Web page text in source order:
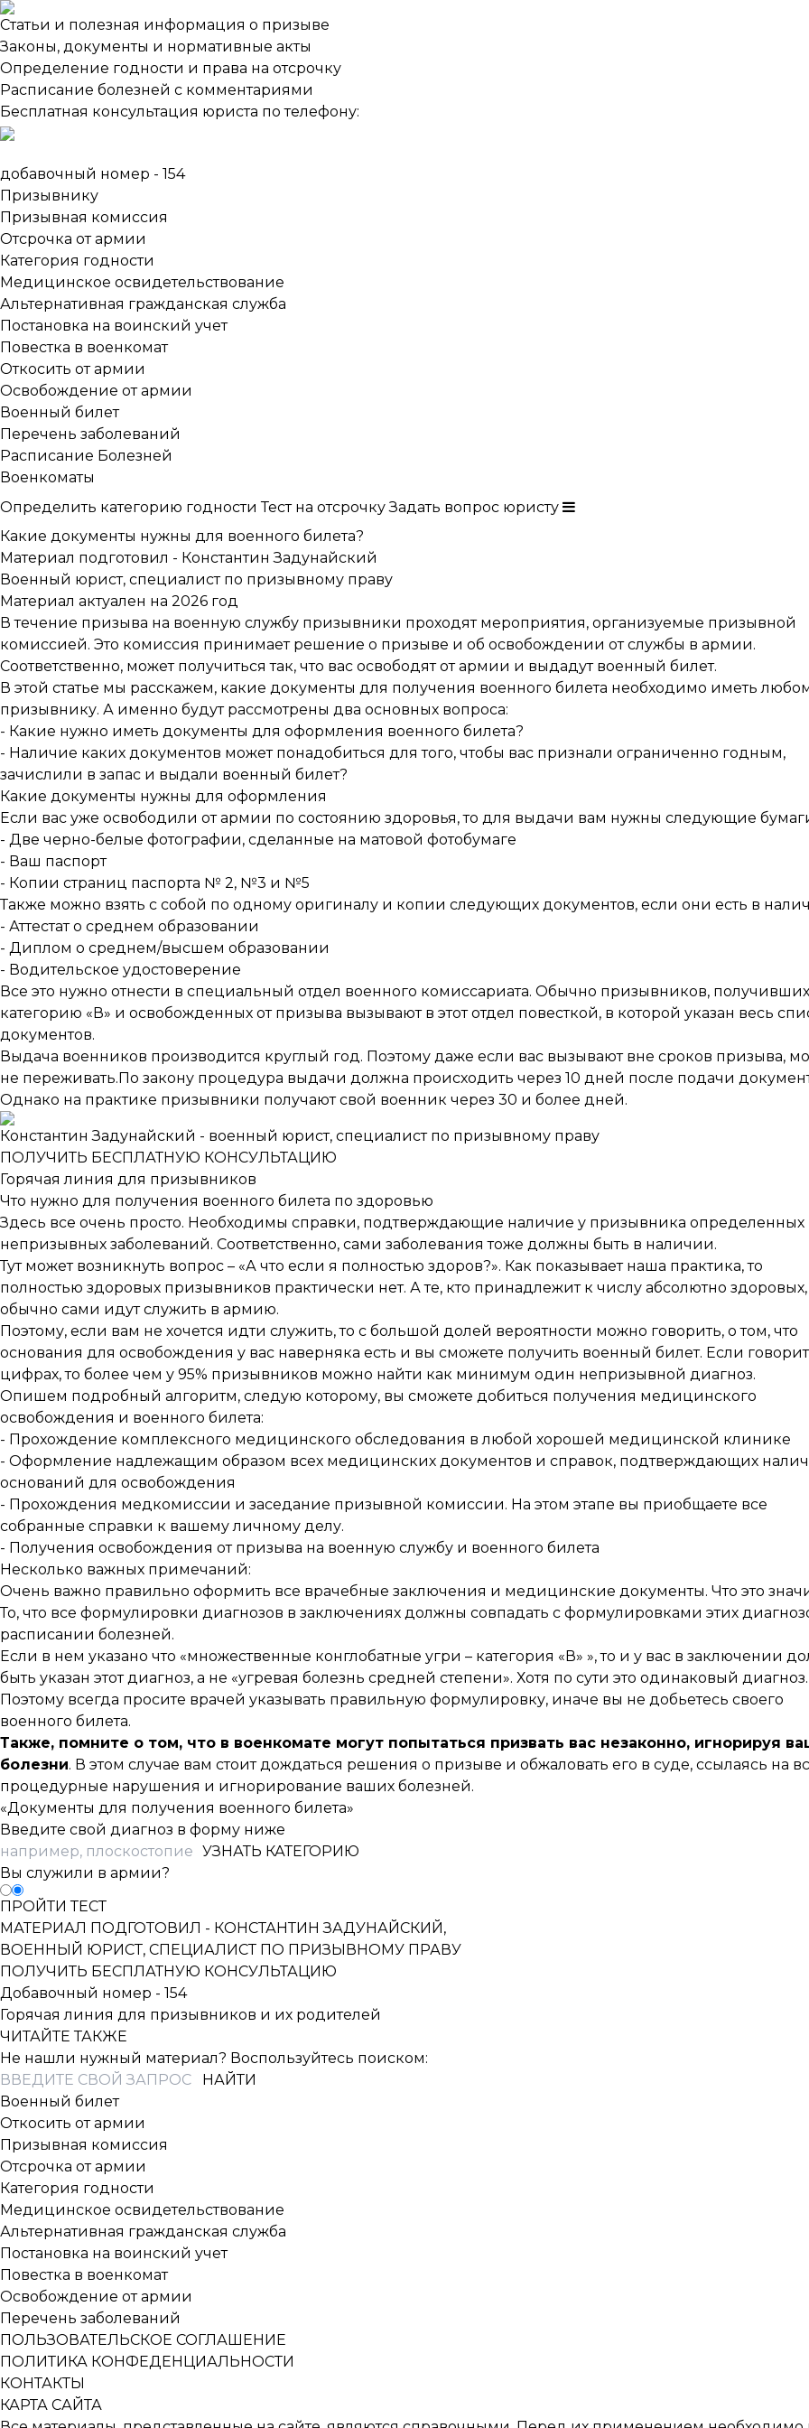
Статьи и полезная информация о призыве
Законы, документы и нормативные акты
Определение годности и права на отсрочку
Расписание болезней с комментариями
Бесплатная консультация юриста по телефону:
добавочный номер - 154
Призывнику
Призывная комиссия
Отсрочка от армии
Категория годности
Медицинское освидетельствование
Альтернативная гражданская служба
Постановка на воинский учет
Повестка в военкомат
Откосить от армии
Освобождение от армии
Военный билет
Перечень заболеваний
Расписание Болезней
Военкоматы
Определить категорию годности Тест на отсрочку Задать вопрос юристу
Какие документы нужны для военного билета?
Материал подготовил - Константин Задунайский
Военный юрист, специалист по призывному праву
Материал актуален на 2026 год
В течение призыва на военную службу призывники проходят мероприятия, организуемые призывной
комиссией. Это комиссия принимает решение о призыве и об освобождении от службы в армии.
Соответственно, может получиться так, что вас освободят от армии и выдадут военный билет.
В этой статье мы расскажем, какие документы для получения военного билета необходимо иметь
призывнику. А именно будут рассмотрены два основных вопроса:
- Какие нужно иметь документы для оформления военного билета?
- Наличие каких документов может понадобиться для того, чтобы вас признали ограниченно годным,
зачислили в запас и выдали военный билет?
Какие документы нужны для оформления
Если вас уже освободили от армии по состоянию здоровья, то для выдачи вам нужны следующие
- Две черно-белые фотографии, сделанные на матовой фотобумаге
- Ваш паспорт
- Копии страниц паспорта № 2, №3 и №5
Также можно взять с собой по одному оригиналу и копии следующих документов, если они есть в
- Аттестат о среднем образовании
- Диплом о среднем/высшем образовании
- Водительское удостоверение
Все это нужно отнести в специальный отдел военного комиссариата. Обычно призывников, получивших
категорию «В» и освобожденных от призыва вызывают в этот отдел повесткой, в которой указан весь
документов.
Выдача военников производится круглый год. Поэтому даже если вас вызывают вне сроков призыва,
не переживать.По закону процедура выдачи должна происходить через 10 дней после подачи
Однако на практике призывники получают свой военник через 30 и более дней.
Константин Задунайский - военный юрист, специалист по призывному праву
ПОЛУЧИТЬ БЕСПЛАТНУЮ КОНСУЛЬТАЦИЮ
Горячая линия для призывников
Что нужно для получения военного билета по здоровью
Здесь все очень просто. Необходимы справки, подтверждающие наличие у призывника определенных
непризывных заболеваний. Соответственно, сами заболевания тоже должны быть в наличии.
Тут может возникнуть вопрос – «А что если я полностью здоров?». Как показывает наша практика, то
полностью здоровых призывников практически нет. А те, кто принадлежит к числу абсолютно здоровых,
обычно сами идут служить в армию.
Поэтому, если вам не хочется идти служить, то с большой долей вероятности можно говорить, о том, что
основания для освобождения у вас наверняка есть и вы сможете получить военный билет. Если
цифрах, то более чем у 95% призывников можно найти как минимум один непризывной диагноз.
Опишем подробный алгоритм, следую которому, вы сможете добиться получения медицинского
освобождения и военного билета:
- Прохождение комплексного медицинского обследования в любой хорошей медицинской клинике
- Оформление надлежащим образом всех медицинских документов и справок, подтверждающих
оснований для освобождения
- Прохождения медкомиссии и заседание призывной комиссии. На этом этапе вы приобщаете все
собранные справки к вашему личному делу.
- Получения освобождения от призыва на военную службу и военного билета
Несколько важных примечаний:
Очень важно правильно оформить все врачебные заключения и медицинские документы. Что это
То, что все формулировки диагнозов в заключениях должны совпадать с формулировками этих
расписании болезней.
Если в нем указано что «множественные конглобатные угри – категория «В» », то и у вас в заключении
быть указан этот диагноз, а не «угревая болезнь средней степени». Хотя по сути это одинаковый диагноз.
Поэтому всегда просите врачей указывать правильную формулировку, иначе вы не добьетесь своего
военного билета.
Также, помните о том, что в военкомате могут попытаться призвать вас незаконно, игнорируя
болезни. В этом случае вам стоит дождаться решения о призыве и обжаловать его в суде, ссылаясь на
процедурные нарушения и игнорирование ваших болезней.
«Документы для получения военного билета»
Введите свой диагноз в форму ниже
УЗНАТЬ КАТЕГОРИЮ
Вы служили в армии?
ПРОЙТИ ТЕСТ
МАТЕРИАЛ ПОДГОТОВИЛ - КОНСТАНТИН ЗАДУНАЙСКИЙ,
ВОЕННЫЙ ЮРИСТ, СПЕЦИАЛИСТ ПО ПРИЗЫВНОМУ ПРАВУ
ПОЛУЧИТЬ БЕСПЛАТНУЮ КОНСУЛЬТАЦИЮ
Добавочный номер - 154
Горячая линия для призывников и их родителей
ЧИТАЙТЕ ТАКЖЕ
Не нашли нужный материал? Воспользуйтесь поиском:
Военный билет
Откосить от армии
Призывная комиссия
Отсрочка от армии
Категория годности
Медицинское освидетельствование
Альтернативная гражданская служба
Постановка на воинский учет
Повестка в военкомат
Освобождение от армии
Перечень заболеваний
ПОЛЬЗОВАТЕЛЬСКОЕ СОГЛАШЕНИЕ
ПОЛИТИКА КОНФЕДЕНЦИАЛЬНОСТИ
КОНТАКТЫ
КАРТА САЙТА